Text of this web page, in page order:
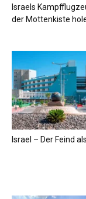
Israels
der Mottenkiste
Israel – Der Feind